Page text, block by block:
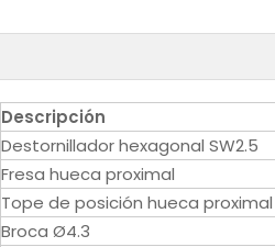
Descripción
Destornillador hexagonal SW2.5
Fresa hueca proximal
Tope de posición hueca proximal
Broca Ø4.3